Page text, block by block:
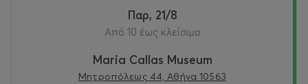
Παρ, 21/8
Από 10 έως κλείσιμο
Maria Callas Museum
Μητροπόλεως 44, Αθήνα 10563